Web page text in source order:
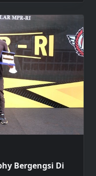
Bergengsi Di